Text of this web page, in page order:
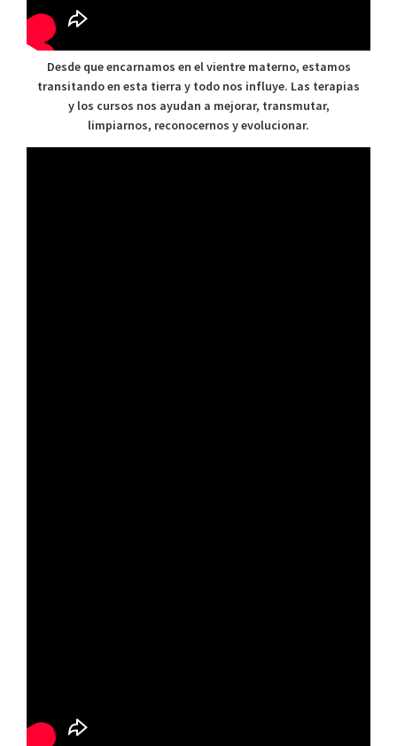
Desde que encarnamos en el vientre materno, estamos
transitando en esta tierra y todo nos influye. Las terapias
y los cursos nos ayudan a mejorar, transmutar,
limpiarnos, reconocernos y evolucionar.